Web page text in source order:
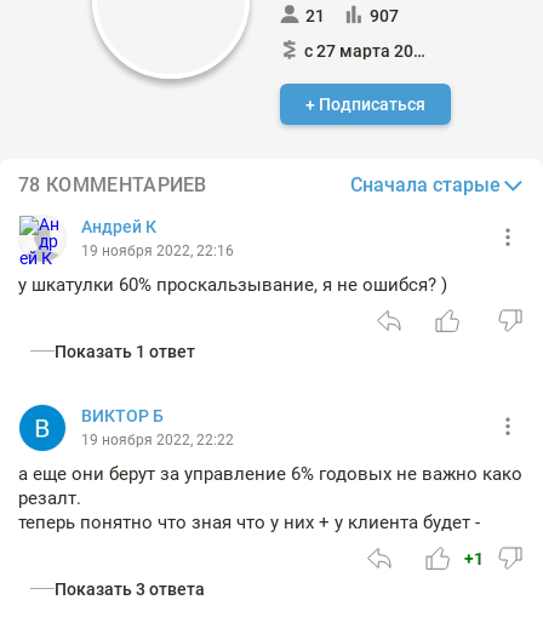
21
907
с 27 марта 2022
+ Подписаться
78 КОММЕНТАРИЕВ Сначала старые
Андрей К
19 ноября 2022, 22:16
у шкатулки 60% проскальзывание, я не ошибся? )
Показать 1 ответ
ВИКТОР Б
19 ноября 2022, 22:22
а еще они берут за управление 6% годовых не важно како
резалт.
теперь понятно что зная что у них + у клиента будет -
+1
Показать 3 ответа